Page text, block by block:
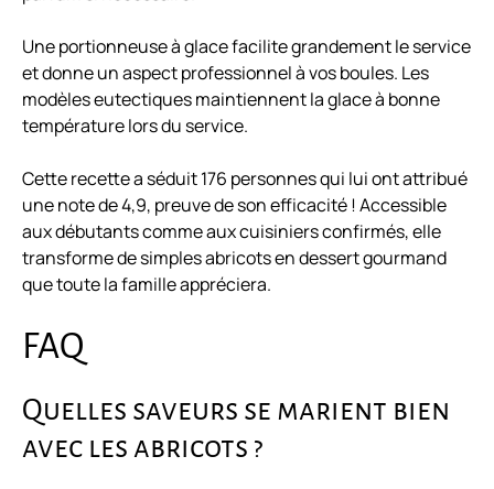
Une portionneuse à glace facilite grandement le service
et donne un aspect professionnel à vos boules. Les
modèles eutectiques maintiennent la glace à bonne
température lors du service.
Cette recette a séduit 176 personnes qui lui ont attribué
une note de 4,9, preuve de son efficacité ! Accessible
aux débutants comme aux cuisiniers confirmés, elle
transforme de simples abricots en dessert gourmand
que toute la famille appréciera.
FAQ
Quelles saveurs se marient bien
avec les abricots ?